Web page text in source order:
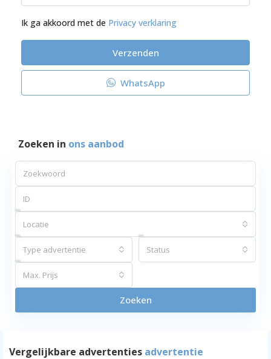
Ik ga akkoord met de Privacy verklaring
Verzenden
WhatsApp
Zoeken in ons aanbod
Locatie
Type advertentie Status
Max. Prijs
Zoeken
Vergelijkbare advertenties advertentie